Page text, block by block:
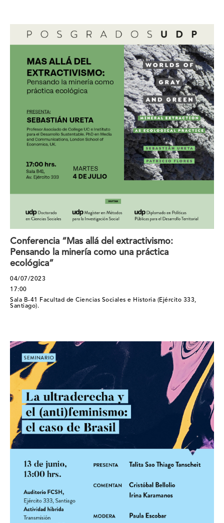
Conferencia “Mas allá del extractivismo:
Pensando la minería como una práctica
ecológica”
04/07/2023
17:00
Sala B-41 Facultad de Ciencias Sociales e Historia (Ejército 333,
Santiago).